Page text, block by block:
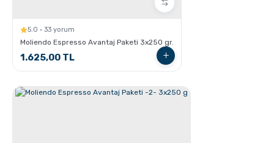
5.0 · 33 yorum
Moliendo Espresso Avantaj Paketi 3x250 gr.
1.625,00 TL